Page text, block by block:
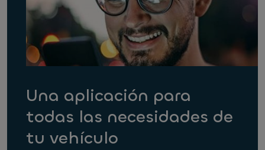
Una aplicación para
todas las necesidades de
tu vehículo